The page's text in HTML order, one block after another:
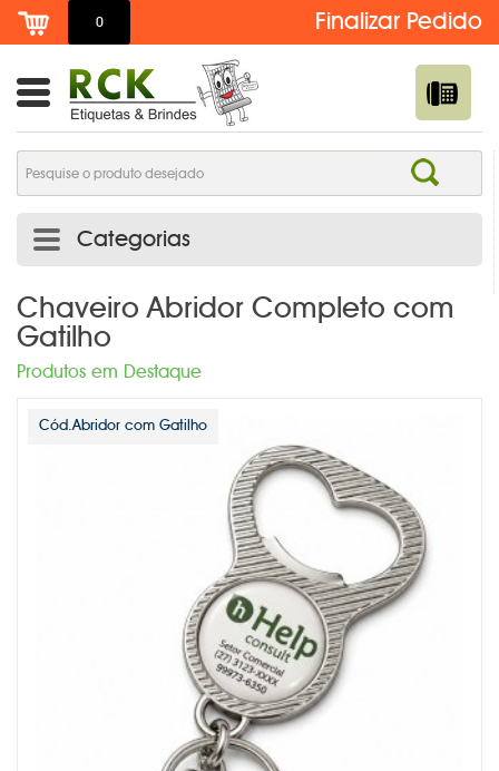
0
Categorias
ETIQUETAS
ADESIVOS E ETIQUETAS
AGENDAS PERSONALIZADAS
CALENDÁRIOS PERSONALIZADO
CANETAS PERSONALIZADAS
CARTEIRA DESPACHANTE
CHAVEIROS PERSONALIZADOS
ETIQUETA COM RESINA
Chaveiro Abridor Completo com
Gatilho
Produtos em Destaque
Cód.Abridor com Gatilho